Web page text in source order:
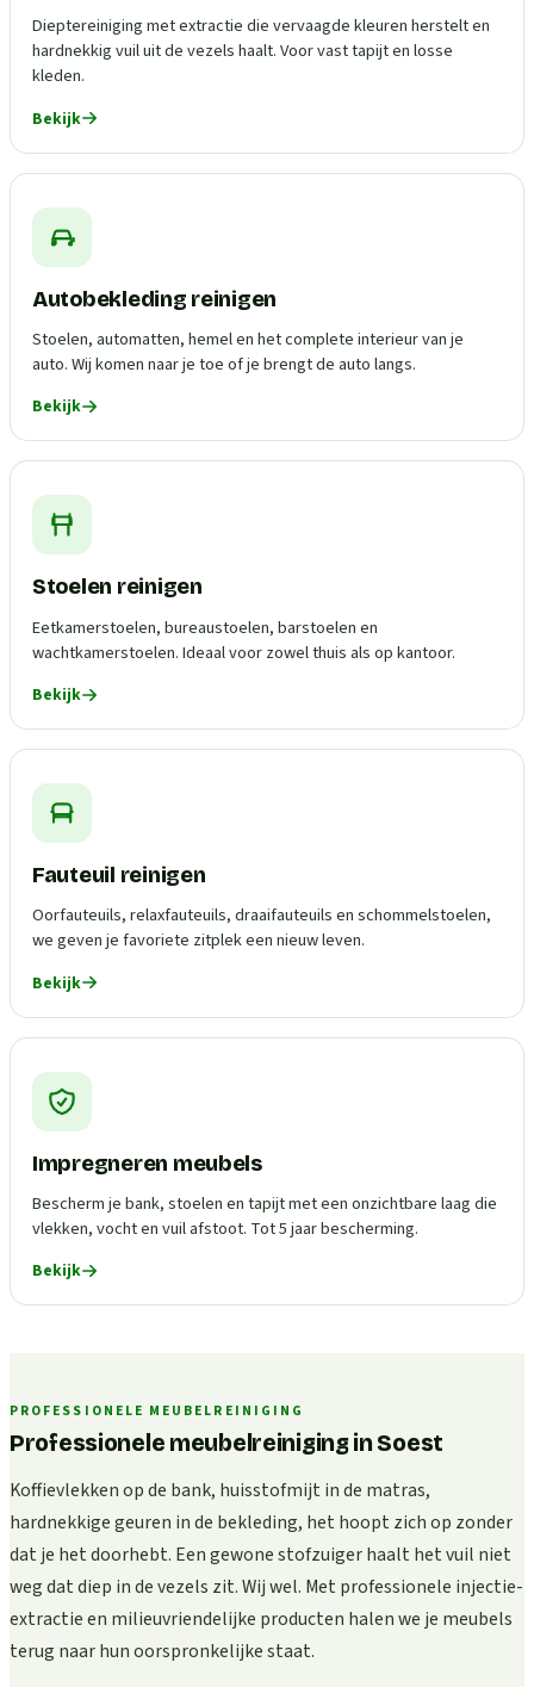
Dieptereiniging met extractie die vervaagde kleuren herstelt en
hardnekkig vuil uit de vezels haalt. Voor vast tapijt en losse
kleden.
Bekijk
Autobekleding reinigen
Stoelen, automatten, hemel en het complete interieur van je
auto. Wij komen naar je toe of je brengt de auto langs.
Bekijk
Stoelen reinigen
Eetkamerstoelen, bureaustoelen, barstoelen en
wachtkamerstoelen. Ideaal voor zowel thuis als op kantoor.
Bekijk
Fauteuil reinigen
Oorfauteuils, relaxfauteuils, draaifauteuils en schommelstoelen,
we geven je favoriete zitplek een nieuw leven.
Bekijk
Impregneren meubels
Bescherm je bank, stoelen en tapijt met een onzichtbare laag die
vlekken, vocht en vuil afstoot. Tot 5 jaar bescherming.
Bekijk
PROFESSIONELE MEUBELREINIGING
Professionele meubelreiniging in Soest
Koffievlekken op de bank, huisstofmijt in de matras,
hardnekkige geuren in de bekleding, het hoopt zich op zonder
dat je het doorhebt. Een gewone stofzuiger haalt het vuil niet
weg dat diep in de vezels zit. Wij wel. Met professionele injectie-
extractie en milieuvriendelijke producten halen we je meubels
terug naar hun oorspronkelijke staat.